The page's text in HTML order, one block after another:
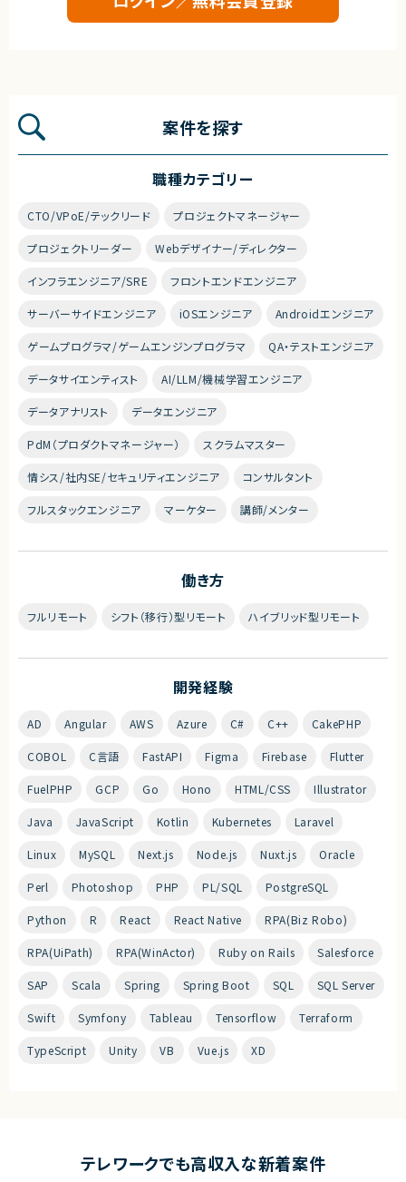
案件を探す
職種カテゴリー
CTO/VPoE/テックリード プロジェクトマネージャー
プロジェクトリーダー Webデザイナー/ディレクター
インフラエンジニア/SRE フロントエンドエンジニア
サーバーサイドエンジニア iOSエンジニア Androidエンジニア
ゲームプログラマ/ゲームエンジンプログラマ QA・テストエンジニア
データサイエンティスト AI/LLM/機械学習エンジニア
データアナリスト データエンジニア
PdM（プロダクトマネージャー） スクラムマスター
情シス/社内SE/セキュリティエンジニア コンサルタント
フルスタックエンジニア マーケター 講師/メンター
働き方
フルリモート シフト（移行）型リモート ハイブリッド型リモート
開発経験
AD Angular AWS Azure C# C++ CakePHP
COBOL C言語 FastAPI Figma Firebase Flutter
FuelPHP GCP Go Hono HTML/CSS Illustrator
Java JavaScript Kotlin Kubernetes Laravel
Linux MySQL Next.js Node.js Nuxt.js Oracle
Perl Photoshop PHP PL/SQL PostgreSQL
Python R React React Native RPA(Biz Robo)
RPA(UiPath) RPA(WinActor) Ruby on Rails Salesforce
SAP Scala Spring Spring Boot SQL SQL Server
Swift Symfony Tableau Tensorflow Terraform
TypeScript Unity VB Vue.js XD
テレワークでも高収入な新着案件